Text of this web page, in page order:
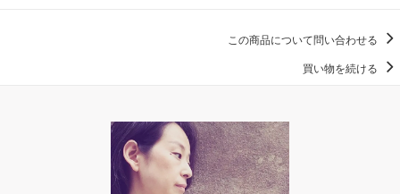
この商品について問い合わせる
買い物を続ける